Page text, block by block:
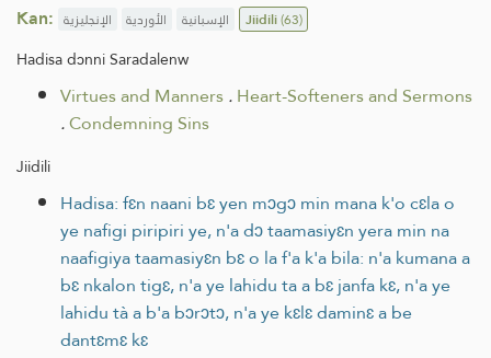
Kan: الإنجليزية الأوردية الإسبانية Jiidili(63)
Hadisa dɔnni Saradalenw
Virtues and Manners.Heart-Softeners and Sermons
.Condemning Sins
Jiidili
Hadisa: fɛn naani bɛ yen mɔgɔ min mana k'o cɛla o
ye nafigi piripiri ye, n'a dɔ taamasiyɛn yera min na
naafigiya taamasiyɛn bɛ o la f'a k'a bila: n'a kumana a
bɛ nkalon tigɛ, n'a ye lahidu ta a bɛ janfa kɛ, n'a ye
lahidu tà a b'a bɔrɔtɔ, n'a ye kɛlɛ daminɛ a be
dantɛmɛ kɛ